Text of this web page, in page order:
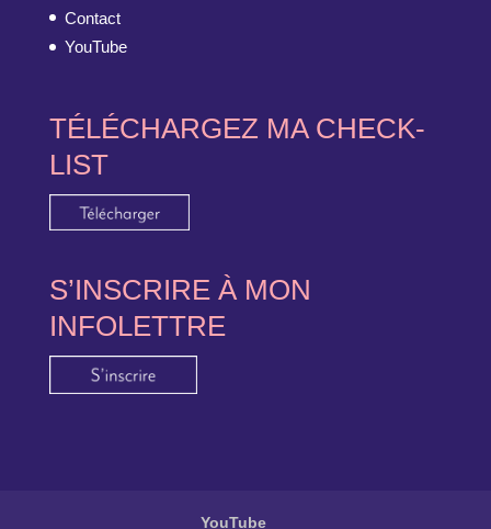
Contact
YouTube
TÉLÉCHARGEZ MA CHECK-
LIST
S’INSCRIRE À MON
INFOLETTRE
YouTube